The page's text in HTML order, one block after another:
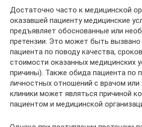
Достаточно часто к медицинской
оказавшей пациенту медицинские
предъявляет обоснованные или
претензии. Это может быть
пациента по поводу качества,
стоимости оказанных медицинских
причины). Также обида пациента по
личностных отношений с врачом
клиники может являться причиной
пациентом и медицинской